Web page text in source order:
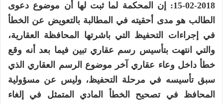
2018-02-15: إن المحكمة لما ثبت لها أن موضوع دعوى
الطالب هو مدى أحقيته في المطالبة بالتعويض عن الخطأ
في إجراءات التحفيظ التي باشرتها المحافظة العقارية،
والتي انتهت بتأسيس رسم عقاري تبين فيما بعد أنه وقع
خطأ داخل وعاء عقاري آخر موضوع الرسم العقاري الذي
سبق تأسيسه في مرحلة التحفيظ، وليس عن مسؤولية
المحافظ في تصحيح الخطأ المادي المتمثل في إلغاء